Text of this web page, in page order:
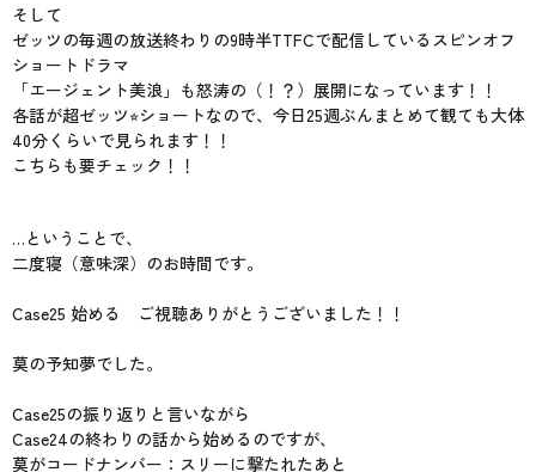
そして
ゼッツの毎週の放送終わりの9時半TTFCで配信しているスピンオフ
ショートドラマ
「エージェント美浪」も怒涛の（！？）展開になっています！！
各話が超ゼッツ⭐︎ショートなので、今日25週ぶんまとめて観ても大体
40分くらいで見られます！！
こちらも要チェック！！
…ということで、
二度寝（意味深）のお時間です。
Case25 始める ご視聴ありがとうございました！！
莫の予知夢でした。
Case25の振り返りと言いながら
Case24の終わりの話から始めるのですが、
莫がコードナンバー：スリーに撃たれたあと